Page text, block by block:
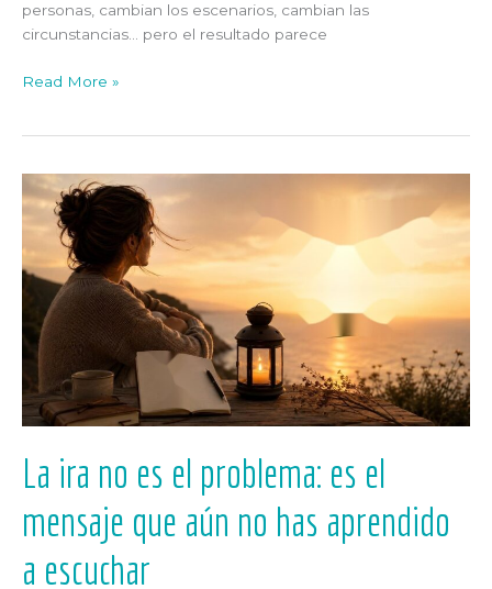
personas, cambian los escenarios, cambian las
circunstancias… pero el resultado parece
Read More »
La ira no es el problema: es el
mensaje que aún no has aprendido
a escuchar
ira
es
el
problema:
mensaje
que
aún
has
a